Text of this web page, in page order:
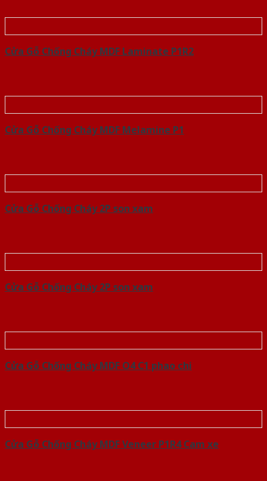
Cửa Gỗ Chống Cháy MDF Laminate P1R2
Cửa Gỗ Chống Cháy MDF Melamine P1
Cửa Gỗ Chống Cháy 2P son xam
Cửa Gỗ Chống Cháy 2P son xam
Cửa Gỗ Chống Cháy MDF O4 C1 phao chi
Cửa Gỗ Chống Cháy MDF Veneer P1R4 Cam xe